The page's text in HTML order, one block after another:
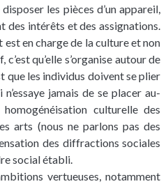
les pièces d’un appareil,
des intérêts et des assignations.
en charge de la culture et non
qu’elle s’organise autour de
que les individus doivent se plier
jamais de se placer au-
culturelle des
arts (nous ne parlons pas des
des diffractions sociales
social établi.
vertueuses, notamment